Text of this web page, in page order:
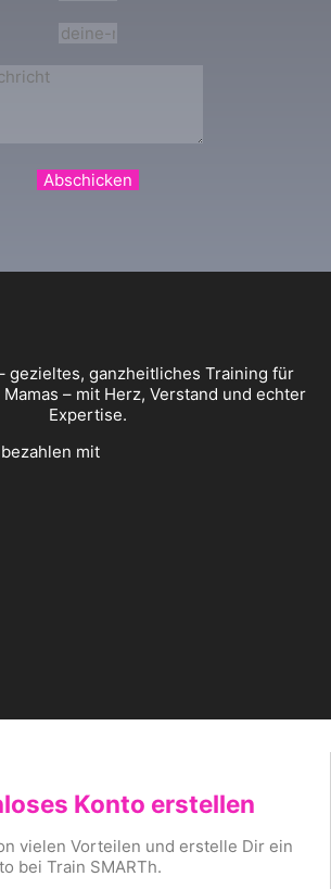
Abschicken
gezieltes, ganzheitliches Training für
– mit Herz, Verstand und echter
Expertise.
mit
Konto erstellen
vielen Vorteilen und erstelle Dir ein
bei Train SMARTh.